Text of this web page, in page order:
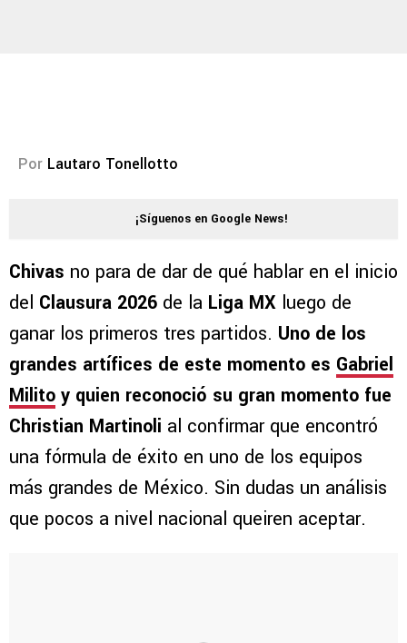
Por Lautaro Tonellotto
¡Síguenos en Google News!
Chivas no para de dar de qué hablar en el inicio
del Clausura 2026 de la Liga MX luego de
ganar los primeros tres partidos. Uno de los
grandes artífices de este momento es Gabriel
Milito y quien reconoció su gran momento fue
Christian Martinoli al confirmar que encontró
una fórmula de éxito en uno de los equipos
más grandes de México. Sin dudas un análisis
que pocos a nivel nacional queiren aceptar.